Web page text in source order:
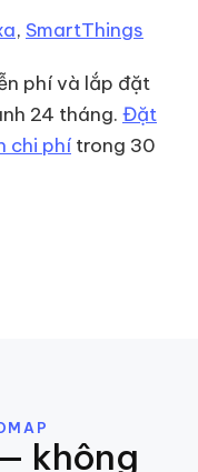
, SmartThings
phí và lắp đặt
24 tháng. Đặt
chi phí trong 30
không